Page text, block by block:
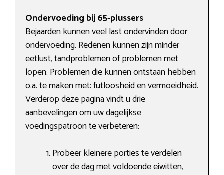
Ondervoeding bij 65-plussers
Bejaarden kunnen veel last ondervinden door
ondervoeding. Redenen kunnen zijn minder
eetlust, tandproblemen of problemen met
lopen. Problemen die kunnen ontstaan hebben
o.a. te maken met: futloosheid en vermoeidheid.
Verderop deze pagina vindt u drie
aanbevelingen om uw dagelijkse
voedingspatroon te verbeteren:
Probeer kleinere porties te verdelen
over de dag met voldoende eiwitten,